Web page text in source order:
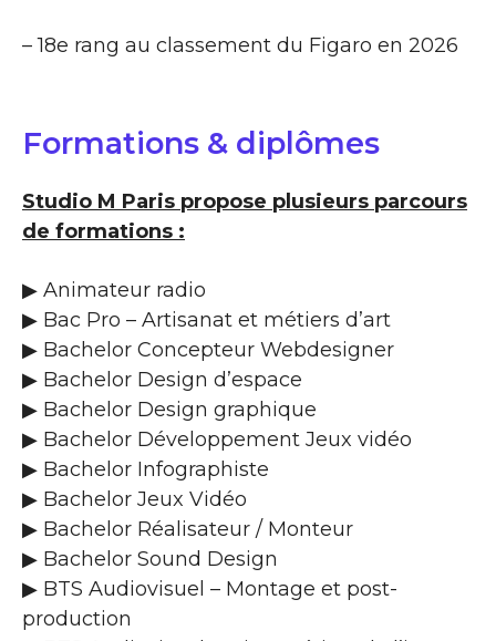
– 18e rang au classement du Figaro en 2026
Formations & diplômes
Studio M Paris propose plusieurs parcours
de formations :
▶ Animateur radio
▶ Bac Pro – Artisanat et métiers d’art
▶ Bachelor Concepteur Webdesigner
▶ Bachelor Design d’espace
▶ Bachelor Design graphique
▶ Bachelor Développement Jeux vidéo
▶ Bachelor Infographiste
▶ Bachelor Jeux Vidéo
▶ Bachelor Réalisateur / Monteur
▶ Bachelor Sound Design
▶ BTS Audiovisuel – Montage et post-
production